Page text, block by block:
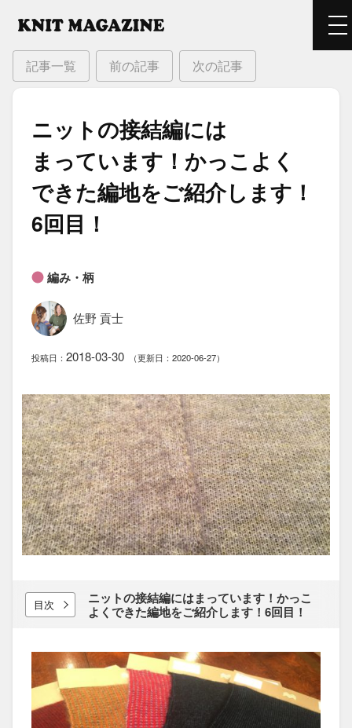
記事一覧 前の記事 次の記事
ニットの​接結編には​
まっています！​かっこよく​
できた​編地を​ご紹介します！​
6回目！
編み・柄
佐野 貢士
投稿日： 2018-03-30 （更新日：2020-06-27）
目次
ニットの​接結編には​まっています！​かっこ
よく​できた​編地を​ご紹介します！​6回目！